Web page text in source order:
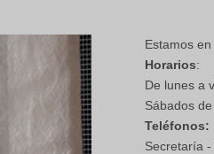
Estamos
Horarios:
De lunes a
Sábados
Teléfonos:
Secretaría